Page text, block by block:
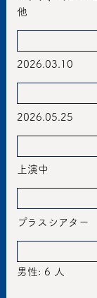
他
2026.03.10
2026.05.25
上演中
プラスシアター
男性: 6 人